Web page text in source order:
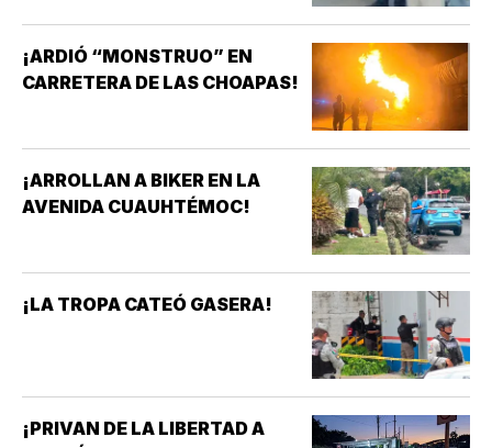
¡ARDIÓ “MONSTRUO” EN
CARRETERA DE LAS CHOAPAS!
¡ARROLLAN A BIKER EN LA
AVENIDA CUAUHTÉMOC!
¡LA TROPA CATEÓ GASERA!
¡PRIVAN DE LA LIBERTAD A